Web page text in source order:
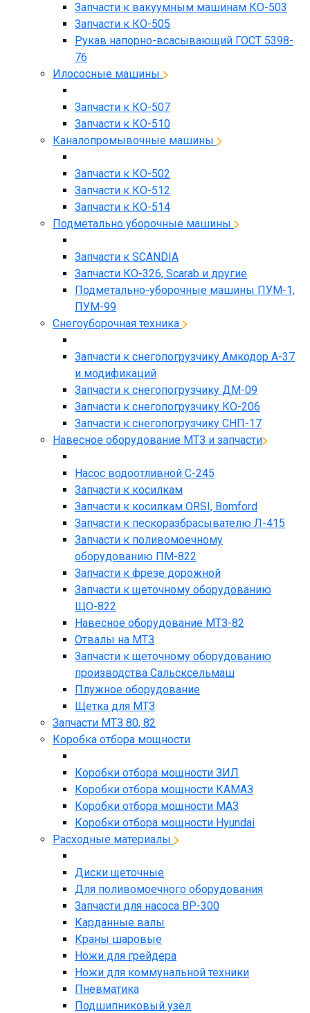
Запчасти к вакуумным машинам КО-503
Запчасти к КО-505
Рукав напорно-всасывающий ГОСТ 5398-
76
Илососные машины
Запчасти к КО-507
Запчасти к КО-510
Каналопромывочные машины
Запчасти к КО-502
Запчасти к КО-512
Запчасти к КО-514
Подметально уборочные машины
Запчасти к SCANDIA
Запчасти КО-326, Scarab и другие
Подметально-уборочные машины ПУМ-1,
ПУМ-99
Снегоуборочная техника
Запчасти к снегопогрузчику Амкодор А-37
и модификаций
Запчасти к снегопогрузчику ДМ-09
Запчасти к снегопогрузчику КО-206
Запчасти к снегопогрузчику СНП-17
Навесное оборудование МТЗ и запчасти
Насос водоотливной С-245
Запчасти к косилкам
Запчасти к косилкам ORSI, Bomford
Запчасти к пескоразбрасывателю Л-415
Запчасти к поливомоечному
оборудованию ПМ-822
Запчасти к фрезе дорожной
Запчасти к щеточному оборудованию
ЩО-822
Навесное оборудование МТЗ-82
Отвалы на МТЗ
Запчасти к щеточному оборудованию
производства Сальсксельмаш
Плужное оборудование
Щетка для МТЗ
Запчасти МТЗ 80, 82
Коробка отбора мощности
Коробки отбора мощности ЗИЛ
Коробки отбора мощности КАМАЗ
Коробки отбора мощности МАЗ
Коробки отбора мощности Hyundai
Расходные материалы
Диски щеточные
Для поливомоечного оборудования
Запчасти для насоса BP-300
Карданные валы
Краны шаровые
Ножи для грейдера
Ножи для коммунальной техники
Пневматика
Подшипниковый узел